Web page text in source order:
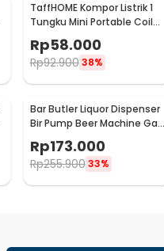
TaffHOME Kompor Listrik 1
Tungku Mini Portable Coil
Hot Plate 500W - C1-1000-
03
Rp58.000
Rp92.900 38%
Bar Butler Liquor Dispenser
Bir Pump Beer Machine Gas
Station 900ml - P-36
Rp173.000
Rp255.900 33%